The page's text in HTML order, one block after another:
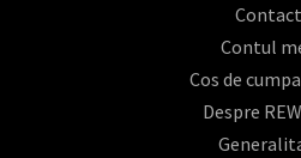
Contact
Contul
Cos de
Despre